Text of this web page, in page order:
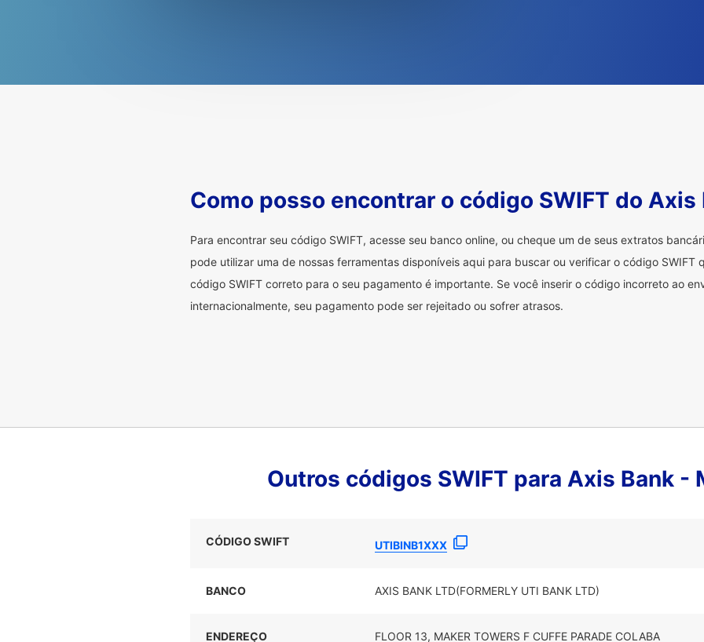
Como posso encontrar o código SWIFT do Axis
Para encontrar seu código SWIFT, acesse seu banco online, ou cheque um de seus extratos
pode utilizar uma de nossas ferramentas disponíveis aqui para buscar ou verificar o código SWIFT
código SWIFT correto para o seu pagamento é importante. Se você inserir o código incorreto ao
internacionalmente, seu pagamento pode ser rejeitado ou sofrer atrasos.
Outros códigos SWIFT para Axis Bank -
CÓDIGO SWIFT UTIBINB1XXX
BANCO AXIS BANK LTD(FORMERLY UTI BANK LTD)
ENDEREÇO FLOOR 13, MAKER TOWERS F CUFFE PARADE COLABA